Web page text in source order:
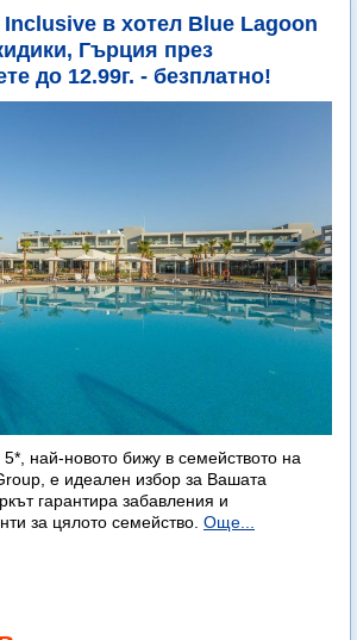
в хотел Blue Lagoon
Гърция през
до 12.99г. - безплатно!
най-новото бижу в семейството на
е идеален избор за Вашата
гарантира забавления и
за цялото семейство. Още...